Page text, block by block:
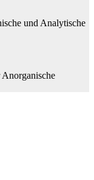
und Analytische